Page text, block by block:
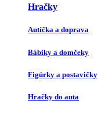
Hračky
Autíčka a doprava
Bábiky a domčeky
Figúrky a postavičky
Hračky do auta